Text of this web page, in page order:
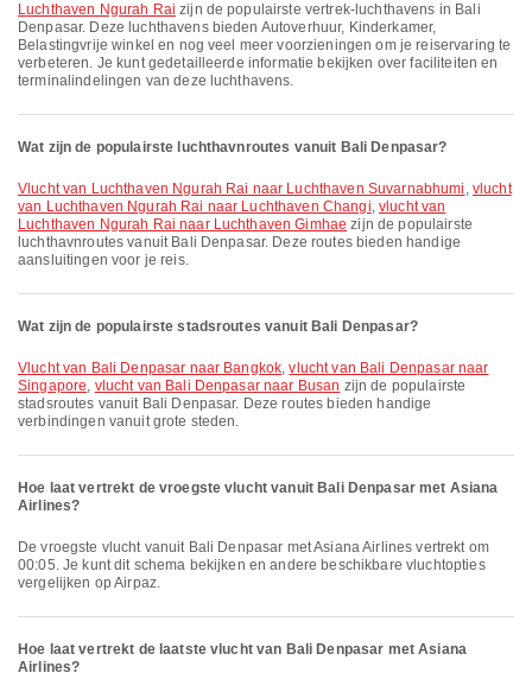
Luchthaven Ngurah Rai zijn de populairste vertrek-luchthavens in Bali
Denpasar. Deze luchthavens bieden Autoverhuur, Kinderkamer,
Belastingvrije winkel en nog veel meer voorzieningen om je reiservaring te
verbeteren. Je kunt gedetailleerde informatie bekijken over faciliteiten en
terminalindelingen van deze luchthavens.
Wat zijn de populairste luchthavnroutes vanuit Bali Denpasar?
vlucht van Luchthaven Ngurah Rai naar Luchthaven Suvarnabhumi , vlucht
van Luchthaven Ngurah Rai naar Luchthaven Changi,vlucht van
Luchthaven Ngurah Rai naar Luchthaven Gimhae zijn de populairste
luchthavnroutes vanuit Bali Denpasar. Deze routes bieden handige
aansluitingen voor je reis.
Wat zijn de populairste stadsroutes vanuit Bali Denpasar?
vlucht van Bali Denpasar naar Bangkok,vlucht van Bali Denpasar naar
Singapore, vlucht van Bali Denpasar naar Busan zijn de populairste
stadsroutes vanuit Bali Denpasar. Deze routes bieden handige
verbindingen vanuit grote steden.
Hoe laat vertrekt de vroegste vlucht vanuit Bali Denpasar met Asiana
Airlines?
De vroegste vlucht vanuit Bali Denpasar met Asiana Airlines vertrekt om
00:05. Je kunt dit schema bekijken en andere beschikbare vluchtopties
vergelijken op Airpaz.
Hoe laat vertrekt de laatste vlucht van Bali Denpasar met Asiana
Airlines?